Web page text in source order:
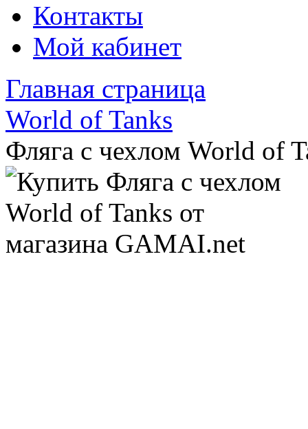
Контакты
Мой кабинет
Главная страница
World of Tanks
Фляга с чехлом World of